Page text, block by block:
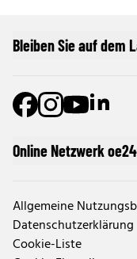
Online Netzwerk oe24
Allgemeine
Datenschutzerklärung
Cookie-Liste
Bleiben Sie auf dem